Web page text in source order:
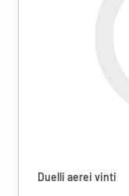
Duelli aerei vinti